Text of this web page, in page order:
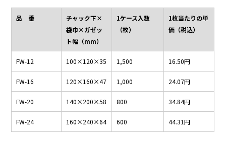
品 番
チャック下×
袋巾×ガゼッ
ト幅（mm）
1ケース入数
（枚）
1枚当たりの単
価（税込）
FW-12 100×120×35 1,500 16.50円
FW-16 120×160×47 1,000 24.07円
FW-20 140×200×58 800 34.84円
FW-24 160×240×64 600 44.31円